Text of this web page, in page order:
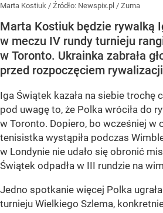
Marta Kostiuk / Źródło: Newspix.pl / Zuma
Marta Kostiuk będzie rywalką
w meczu IV rundy turnieju
w Toronto. Ukrainka zabrała
przed rozpoczęciem
Iga Świątek kazała na siebie trochę
pod uwagę to, że Polka wróciła do
w Toronto. Dopiero, bo wcześniej w
tenisistka wystąpiła podczas
w Londynie nie udało się obronić
Świątek odpadła w III rundzie na
Jedno spotkanie więcej Polka
turnieju Wielkiego Szlema,